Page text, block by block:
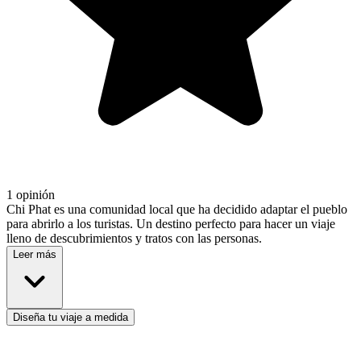
1 opinión
Chi Phat es una comunidad local que ha decidido adaptar el pueblo
para abrirlo a los turistas. Un destino perfecto para hacer un viaje
lleno de descubrimientos y tratos con las personas.
Leer más
Diseña tu viaje a medida